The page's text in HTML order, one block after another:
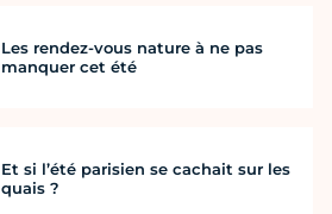
Les rendez-vous nature à ne pas
manquer cet été
Et si l’été parisien se cachait sur les
quais ?